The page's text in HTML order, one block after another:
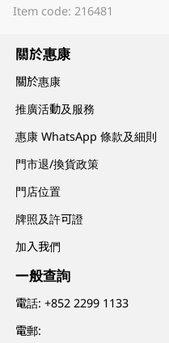
Item code: 216481
關於惠康
關於惠康
推廣活動及服務
惠康 WhatsApp 條款及細則
門市退/換貨政策
門店位置
牌照及許可證
加入我們
一般查詢
電話:+852 2299 1133
電郵: